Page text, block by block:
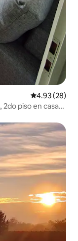
Calificación
4.93 (28)
piso en casa